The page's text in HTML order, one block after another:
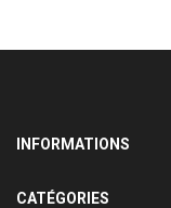
INFORMATIONS
CATÉGORIES